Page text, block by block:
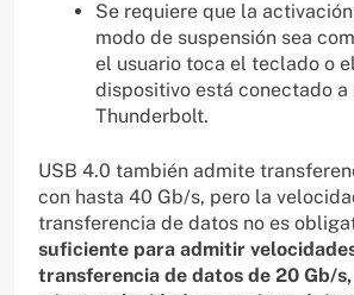
Se requiere que la
modo de suspensión sea
el usuario toca el teclado o
dispositivo está conectado a
Thunderbolt.
USB 4.0 también admite
con hasta 40 Gb/s, pero la
transferencia de datos no es
suficiente para admitir
transferencia de datos de 20 Gb/s,